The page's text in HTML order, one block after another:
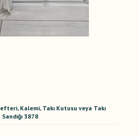
Kalemi, Takı Kutusu veya Takı
Sandığı 3878